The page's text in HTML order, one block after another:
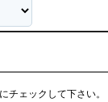
チェックして下さい。